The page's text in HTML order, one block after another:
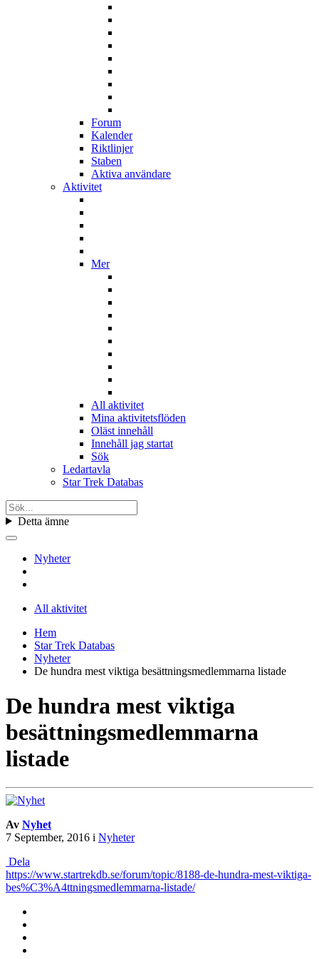
Forum
Kalender
Riktlinjer
Staben
Aktiva användare
Aktivitet
Mer
All aktivitet
Mina aktivitetsflöden
Oläst innehåll
Innehåll jag startat
Sök
Ledartavla
Star Trek Databas
Detta ämne
Nyheter
All aktivitet
Hem
Star Trek Databas
Nyheter
De hundra mest viktiga besättningsmedlemmarna listade
De hundra mest viktiga
besättningsmedlemmarna
listade
Av Nyhet
7 September, 2016 i Nyheter
Dela
https://www.startrekdb.se/forum/topic/8188-de-hundra-mest-viktiga-
bes%C3%A4ttningsmedlemmarna-listade/